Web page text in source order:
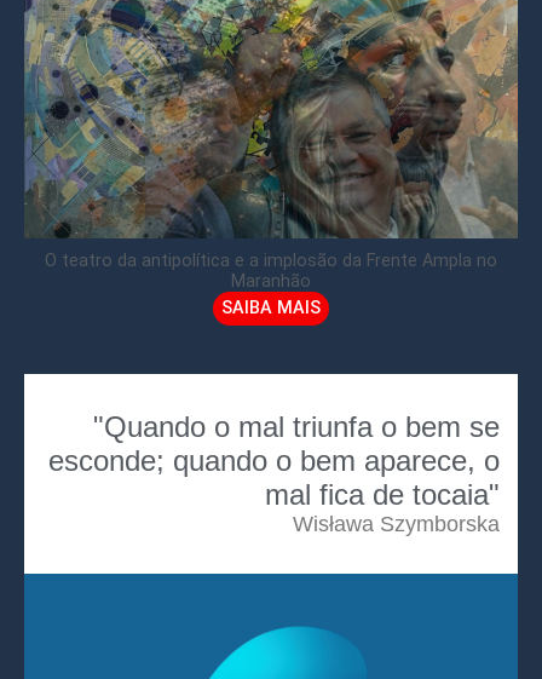
O teatro da antipolítica e a implosão da Frente Ampla no
Maranhão
SAIBA MAIS
"Quando o mal triunfa o bem se
esconde; quando o bem aparece, o
mal fica de tocaia"
Wisława Szymborska